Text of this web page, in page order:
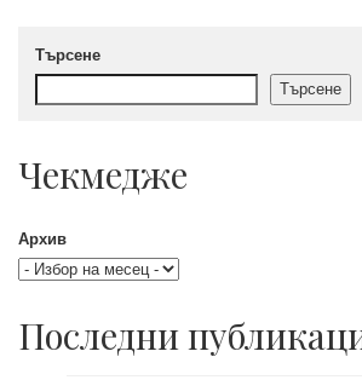
Търсене
Търсене
Чекмедже
Архив
Последни